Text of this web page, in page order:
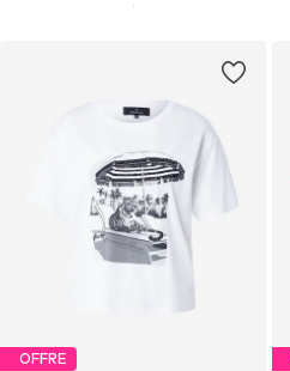
OFFRE